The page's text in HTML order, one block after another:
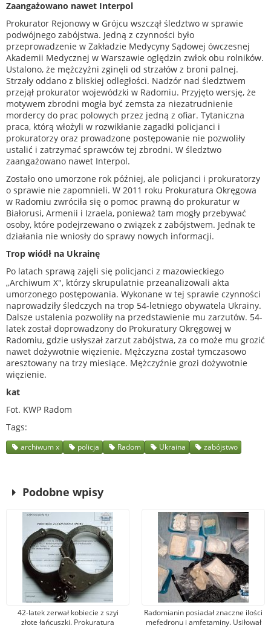
Zaangażowano nawet Interpol
Prokurator Rejonowy w Grójcu wszczął śledztwo w sprawie
podwójnego zabójstwa. Jedną z czynności było
przeprowadzenie w Zakładzie Medycyny Sądowej ówczesnej
Akademii Medycznej w Warszawie oględzin zwłok obu rolników.
Ustalono, że mężczyźni zginęli od strzałów z broni palnej.
Strzały oddano z bliskiej odległości. Nadzór nad śledztwem
przejął prokurator wojewódzki w Radomiu. Przyjęto wersję, że
motywem zbrodni mogła być zemsta za niezatrudnienie
mordercy do prac polowych przez jedną z ofiar. Tytaniczna
praca, którą włożyli w rozwikłanie zagadki policjanci i
prokuratorzy oraz prowadzone postępowanie nie pozwoliły
ustalić i zatrzymać sprawców tej zbrodni. W śledztwo
zaangażowano nawet Interpol.
Zostało ono umorzone rok później, ale policjanci i prokuratorzy
o sprawie nie zapomnieli. W 2011 roku Prokuratura Okręgowa
w Radomiu zwróciła się o pomoc prawną do prokuratur w
Białorusi, Armenii i Izraela, ponieważ tam mogły przebywać
osoby, które podejrzewano o związek z zabójstwem. Jednak te
działania nie wniosły do sprawy nowych informacji.
Trop wiódł na Ukrainę
Po latach sprawą zajęli się policjanci z mazowieckiego
„Archiwum X", którzy skrupulatnie przeanalizowali akta
umorzonego postępowania. Wykonane w tej sprawie czynności
naprowadziły śledczych na trop 54-letniego obywatela Ukrainy.
Dalsze ustalenia pozwoliły na przedstawienie mu zarzutów. 54-
latek został doprowadzony do Prokuratury Okręgowej w
Radomiu, gdzie usłyszał zarzut zabójstwa, za co może mu grozić
nawet dożywotnie więzienie. Mężczyzna został tymczasowo
aresztowany na trzy miesiące. Mężczyźnie grozi dożywotnie
więzienie.
kat
Fot. KWP Radom
Tags
archiwum x policja Radom Ukraina zabójstwo
Podobne wpisy
42-latek zerwał kobiecie z szyi
złote łańcuszki. Prokuratura
Radomianin posiadał znaczne ilości
mefedronu i amfetaminy. Usiłował